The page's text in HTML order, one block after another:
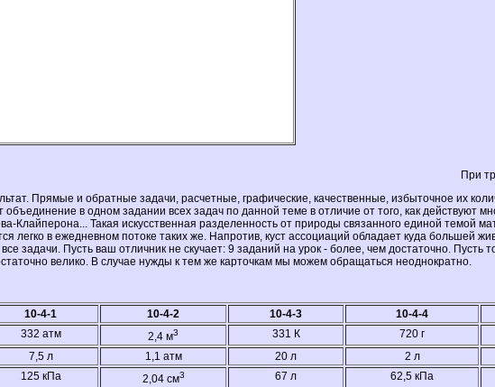
При
Прямые и обратные задачи, расчетные, графические, качественные, избыточное их
в одном задании всех задач по данной теме в отличие от того, как действуют
Клайперона... Такая искусственная разделенность от природы связанного единой темой
легко в ежедневном потоке таких же. Напротив, куст ассоциаций обладает куда большей
задачи. Пусть ваш отличник не скучает: 9 заданий на урок - более, чем достаточно. Пусть
велико. В случае нужды к тем же карточкам мы можем обращаться неоднократно.
10-4-1 10-4-2 10-4-3 10-4-4
332 атм 2,4 м3 331 К 720 г
7,5 л 1,1 атм 20 л 2 л
125 кПа 2,04 см3 67 л 62,5 кПа